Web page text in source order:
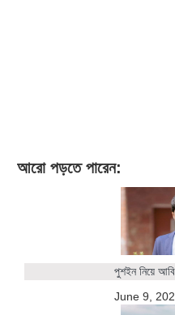
আরো পড়তে পারেন:
পুশইন নিয়ে
June 9,